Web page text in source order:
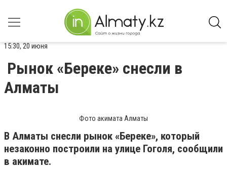
15:30, 20 июня
Рынок «Береке» снесли в
Алматы
Фото акимата Алматы
В Алматы снесли рынок «Береке», который
незаконно построили на улице Гоголя, сообщили
в акимате.